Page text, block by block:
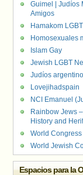
Guimel | Judíos
Amigos
Hamakom
Homosexuales
Islam Gay
Jewish LGBT
Judíos
Lovejihadspain
NCI Emanuel
Rainbow Jews
History and
World
World Jewish
Espacios para la